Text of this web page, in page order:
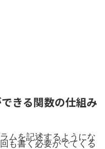
きる関数の仕組み
ムを記述するようにな
も書く必要がでてくる